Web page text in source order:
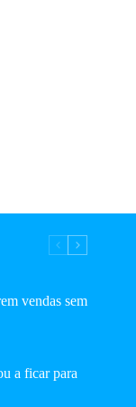
vendas sem
a ficar para